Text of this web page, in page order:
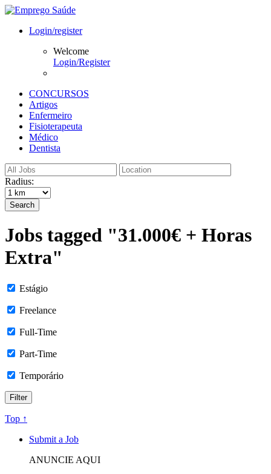
Login/register
Welcome
Login/Register
CONCURSOS
Artigos
Enfermeiro
Fisioterapeuta
Médico
Dentista
Radius:
Search
Jobs tagged "31.000€ + Horas
Extra"
Estágio
Freelance
Full-Time
Part-Time
Temporário
Top ↑
Submit a Job
ANUNCIE AQUI